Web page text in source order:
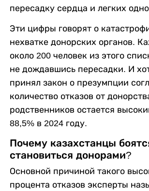
пересадку сердца и легких
Эти цифры говорят о
нехватке донорских органов.
около 200 человек из этого
не дождавшись пересадки. И
принял закон о презумпции
количество отказов от
родственников остается
88,5% в 2024 году.
Почему казахстанцы
становиться донорами?
Основной причиной такого
процента отказов эксперты